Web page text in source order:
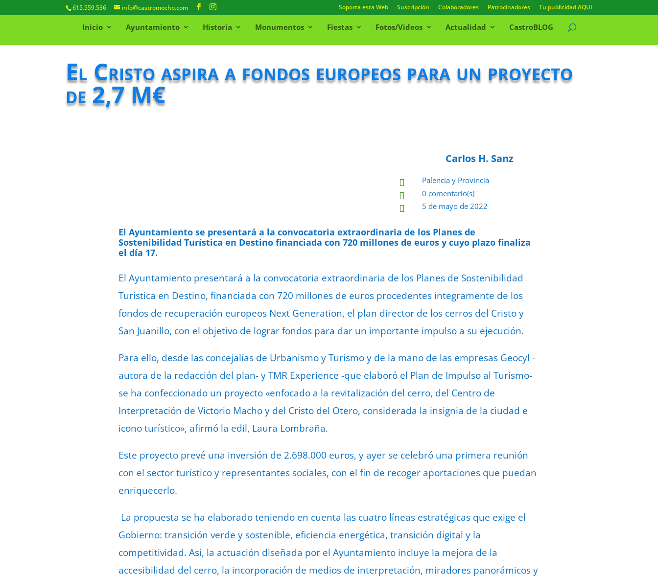
615.559.536 info@castromocho.com Soporta esta Web Suscripción Colaboradores Patrocinadores Tu publicidad AQUI
Inicio Ayuntamiento Historia Monumentos Fiestas Fotos/Videos Actualidad CastroBLOG
El Cristo aspira a fondos europeos para un proyecto
de 2,7 M€
Carlos H. Sanz

Palencia y Provincia

0 comentario(s)

5 de mayo de 2022
El Ayuntamiento se presentará a la convocatoria extraordinaria de los Planes de
Sostenibilidad Turística en Destino financiada con 720 millones de euros y cuyo plazo finaliza
el día 17.
El Ayuntamiento presentará a la convocatoria extraordinaria de los Planes de Sostenibilidad
Turística en Destino, financiada con 720 millones de euros procedentes íntegramente de los
fondos de recuperación europeos Next Generation, el plan director de los cerros del Cristo y
San Juanillo, con el objetivo de lograr fondos para dar un importante impulso a su ejecución.
Para ello, desde las concejalías de Urbanismo y Turismo y de la mano de las empresas Geocyl -
autora de la redacción del plan- y TMR Experience -que elaboró el Plan de Impulso al Turismo-
se ha confeccionado un proyecto «enfocado a la revitalización del cerro, del Centro de
Interpretación de Victorio Macho y del Cristo del Otero, considerada la insignia de la ciudad e
icono turístico», afirmó la edil, Laura Lombraña.
Este proyecto prevé una inversión de 2.698.000 euros, y ayer se celebró una primera reunión
con el sector turístico y representantes sociales, con el fin de recoger aportaciones que puedan
enriquecerlo.
La propuesta se ha elaborado teniendo en cuenta las cuatro líneas estratégicas que exige el
Gobierno: transición verde y sostenible, eficiencia energética, transición digital y la
competitividad. Así, la actuación diseñada por el Ayuntamiento incluye la mejora de la
accesibilidad del cerro, la incorporación de medios de interpretación, miradores panorámicos y